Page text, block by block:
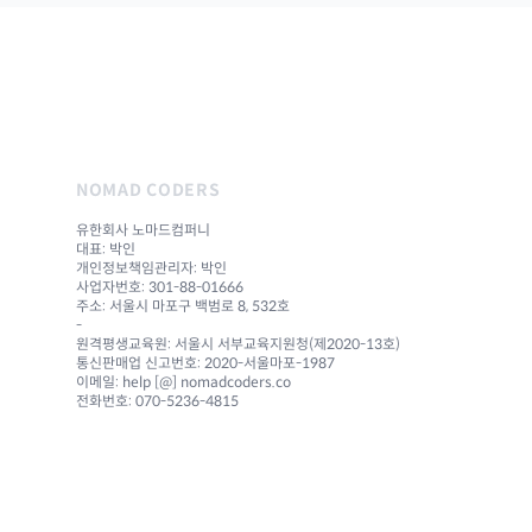
NOMAD CODERS
유한회사 노마드컴퍼니
대표: 박인
개인정보책임관리자: 박인
사업자번호: 301-88-01666
주소: 서울시 마포구 백범로 8, 532호
-
원격평생교육원: 서울시 서부교육지원청(제2020-13호)
통신판매업 신고번호: 2020-서울마포-1987
이메일: help [@] nomadcoders.co
전화번호: 070-5236-4815